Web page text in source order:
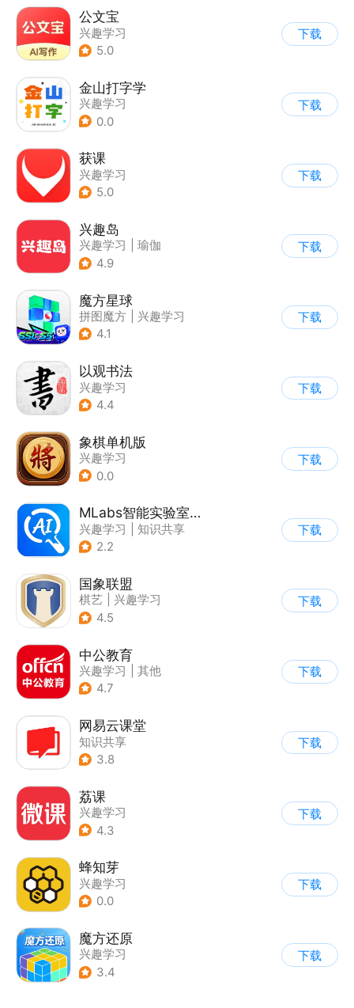
公文宝
兴趣学习
5.0
下载
金山打字学
兴趣学习
0.0
下载
获课
兴趣学习
5.0
下载
兴趣岛
兴趣学习
瑜伽
4.9
下载
魔方星球
拼图魔方
兴趣学习
4.1
下载
以观书法
兴趣学习
4.4
下载
象棋单机版
兴趣学习
0.0
下载
MLabs智能实验室系统
兴趣学习
知识共享
2.2
下载
国象联盟
棋艺
兴趣学习
4.5
下载
中公教育
兴趣学习
其他
4.7
下载
网易云课堂
知识共享
3.8
下载
荔课
兴趣学习
4.3
下载
蜂知芽
兴趣学习
0.0
下载
魔方还原
兴趣学习
3.4
下载